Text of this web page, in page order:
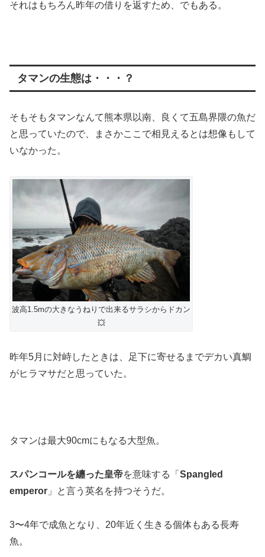
それはもちろん昨年の借りを返すため、でもある。
タマンの生態は・・・？
そもそもタマンなんて熊本県以南、良くて五島界隈の魚だ
と思っていたので、まさかここで相見えるとは想像もして
いなかった。
波高1.5mの大きなうねりで出来るサラシからドカン
💥
昨年5月に対峙したときは、足下に寄せるまでデカい真鯛
がヒラマサだと思っていた。
タマンは最大90cmにもなる大型魚。
スパンコールを纏った皇帝を意味する「 Spangled
emperor 」と言う英名を持つそうだ。
3〜4年で成魚となり、20年近く生きる個体もある長寿
魚。